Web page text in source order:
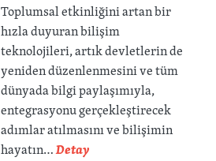
Toplumsal etkinliğini artan bir
hızla duyuran bilişim
teknolojileri, artık devletlerin de
yeniden düzenlenmesini ve tüm
dünyada bilgi paylaşımıyla,
entegrasyonu gerçekleştirecek
adımlar atılmasını ve bilişimin
hayatın…Detay